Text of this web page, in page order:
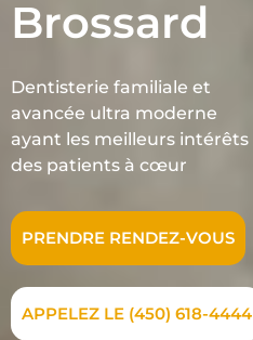
Brossard
Dentisterie familiale et
avancée ultra moderne
ayant les meilleurs intérêts
des patients à cœur
PRENDRE RENDEZ-VOUS
APPELEZ LE (450) 618-4444